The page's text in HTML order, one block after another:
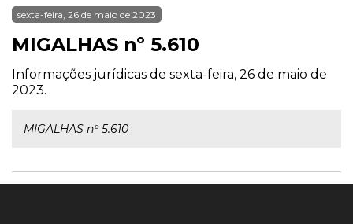
sexta-feira, 26 de maio de 2023
MIGALHAS nº 5.610
Informações jurídicas de sexta-feira, 26 de maio de
2023.
MIGALHAS nº 5.610